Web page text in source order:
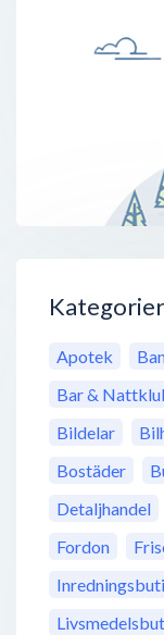
Apotek
Bar &
Bildelar
Bostäder
Detaljhandel
Fordon